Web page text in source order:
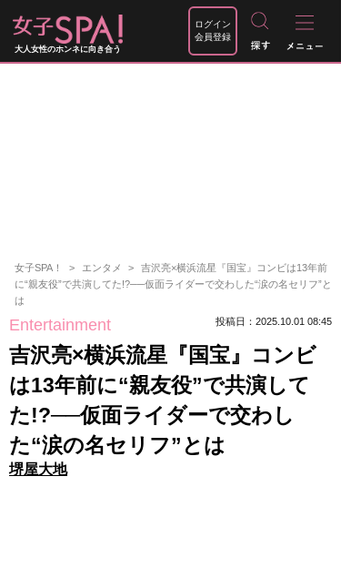
大人女性のホンネに向き合う
ログイン
会員登録
女子SPA！ エンタメ
吉沢亮×横浜流星『国宝』コンビは13年前
に“親友役”で共演してた!?──仮面ライダーで交わした“涙の名セリフ”と
は
Entertainment 投稿日：2025.10.01 08:45
吉沢亮×横浜流星『国宝』コンビ
は13年前に“親友役”で共演して
た!?──仮面ライダーで交わし
た“涙の名セリフ”とは
堺屋大地